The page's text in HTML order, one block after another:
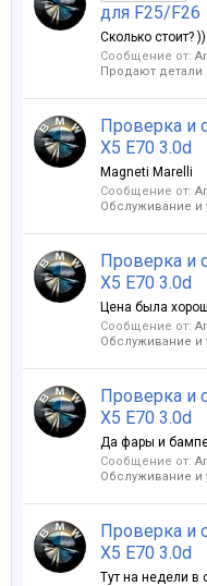
для F25/F26
Сколько стоит? ))
Сообщение от:
Продают детали
Проверка и
X5 E70 3.0d
Magneti Marelli
Сообщение от:
Обслуживание и
Проверка и
X5 E70 3.0d
Цена была
Сообщение от:
Обслуживание и
Проверка и
X5 E70 3.0d
Да фары и
Сообщение от:
Обслуживание и
Проверка и
X5 E70 3.0d
Тут на недели в